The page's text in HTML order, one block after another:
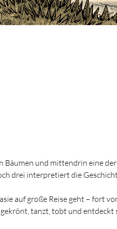
Bäumen und mittendrin eine
drei interpretiert die
auf große Reise geht – fort
tanzt, tobt und entdeckt